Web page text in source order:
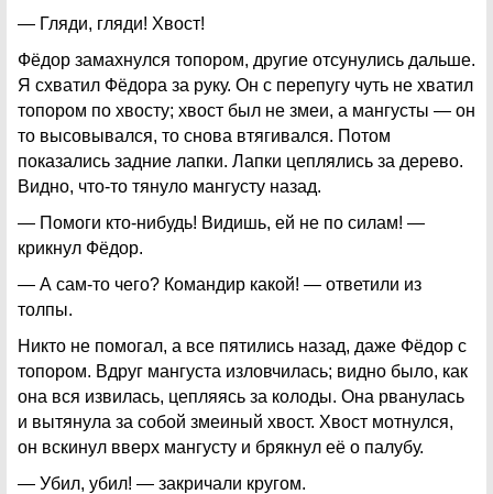
— Гляди, гляди! Хвост!
Фёдор замахнулся топором, другие отсунулись дальше.
Я схватил Фёдора за руку. Он с перепугу чуть не хватил
топором по хвосту; хвост был не змеи, а мангусты — он
то высовывался, то снова втягивался. Потом
показались задние лапки. Лапки цеплялись за дерево.
Видно, что-то тянуло мангусту назад.
— Помоги кто-нибудь! Видишь, ей не по силам! —
крикнул Фёдор.
— А сам-то чего? Командир какой! — ответили из
толпы.
Никто не помогал, а все пятились назад, даже Фёдор с
топором. Вдруг мангуста изловчилась; видно было, как
она вся извилась, цепляясь за колоды. Она рванулась
и вытянула за собой змеиный хвост. Хвост мотнулся,
он вскинул вверх мангусту и брякнул её о палубу.
— Убил, убил! — закричали кругом.